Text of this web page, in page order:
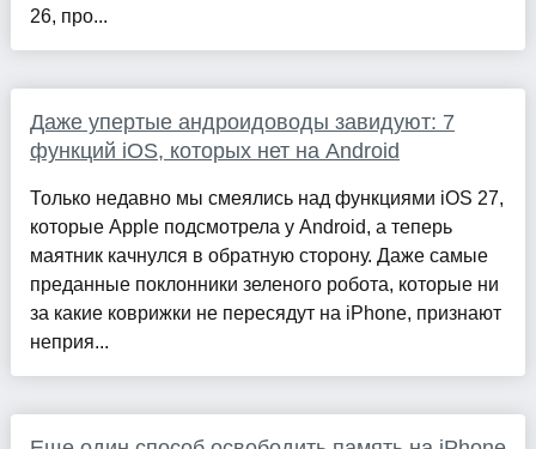
26, про...
Даже упертые андроидоводы завидуют: 7
функций iOS, которых нет на Android
Только недавно мы смеялись над функциями iOS 27,
которые Apple подсмотрела у Android, а теперь
маятник качнулся в обратную сторону. Даже самые
преданные поклонники зеленого робота, которые ни
за какие коврижки не пересядут на iPhone, признают
неприя...